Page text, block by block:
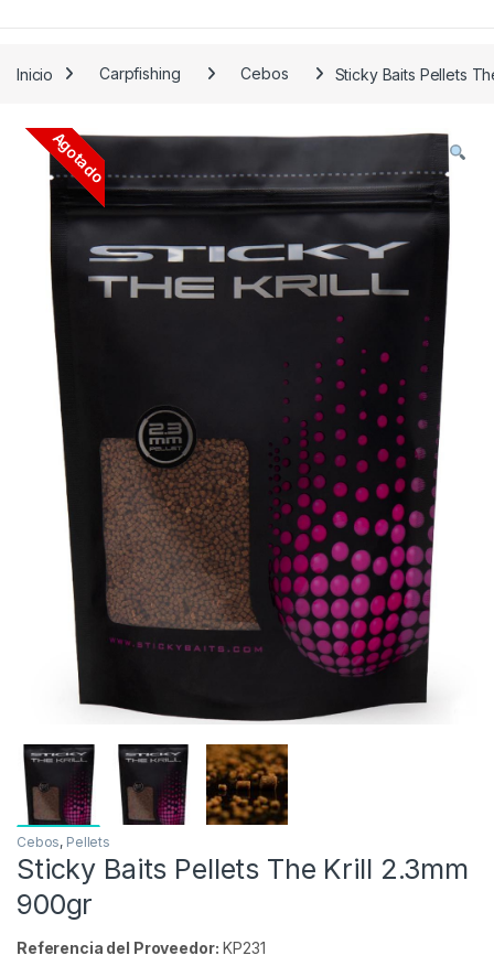
Inicio Carpfishing Cebos Sticky Baits Pellets
Agotado
Cebos, Pellets
Sticky Baits Pellets The Krill 2.3mm
900gr
Referencia del Proveedor: KP231